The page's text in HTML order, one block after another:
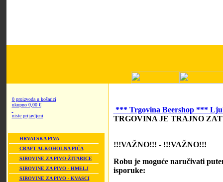
0 proizvoda u košarici
ukupno 0,00 €
niste prijavljeni
HRVATSKA PIVA
CRAFT ALKOHOLNA PIĆA
SIROVINE ZA PIVO-ŽITARICE
SIROVINE ZA PIVO - HMELJ
SIROVINE ZA PIVO - KVASCI
*** Trgovina Beershop ***
TRGOVINA JE TRAJNO
!!!VAŽNO!!! - !!!VAŽNO!!!
Robu je moguće naručivati
isporuke: